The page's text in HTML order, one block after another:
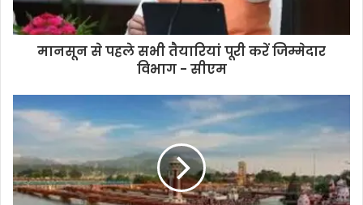
मानसून से पहले सभी तैयारियां पूरी करें जिम्मेदार
विभाग - सीएम